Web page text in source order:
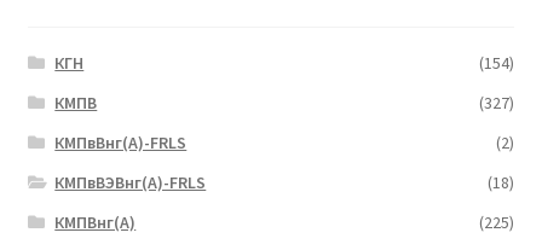
КГН
(154)
КМПВ
(327)
КМПвВнг(А)-FRLS
(2)
КМПвВЭВнг(А)-FRLS
(18)
КМПВнг(А)
(225)